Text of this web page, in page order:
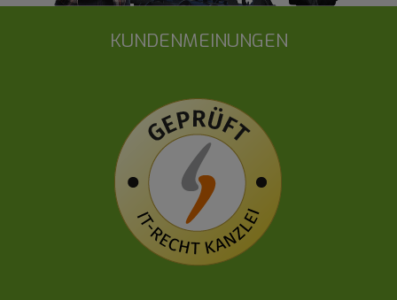
KUNDENMEINUNGEN